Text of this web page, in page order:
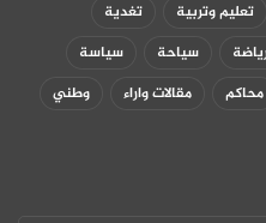
تعليم وتربية
تغدية
سياحة
سياسة
محاكم مقالات واراء وطني